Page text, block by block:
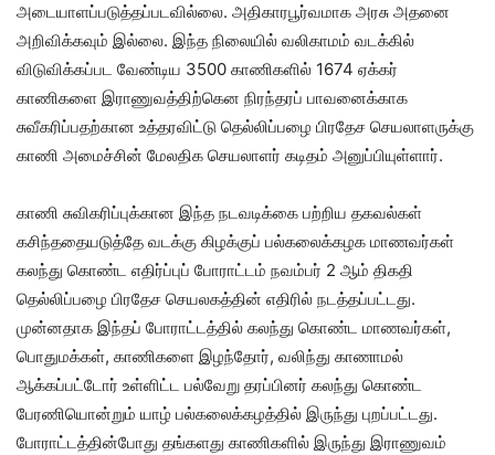
அடையாளப்படுத்தப்படவில்லை. அதிகாரபூர்வமாக அரசு அதனை
அறிவிக்கவும் இல்லை. இந்த நிலையில் வலிகாமம் வடக்கில்
விடுவிக்கப்பட வேண்டிய 3500 காணிகளில் 1674 ஏக்கர்
காணிகளை இராணுவத்திற்கென நிரந்தரப் பாவனைக்காக
சுவீகரிப்பதற்கான உத்தரவிட்டு தெல்லிப்பழை பிரதேச செயலாளருக்கு
காணி அமைச்சின் மேலதிக செயலாளர் கடிதம் அனுப்பியுள்ளார்.
காணி சுவிகரிப்புக்கான இந்த நடவடிக்கை பற்றிய தகவல்கள்
கசிந்ததையடுத்தே வடக்கு கிழக்குப் பல்கலைக்கழக மாணவர்கள்
கலந்து கொண்ட எதிர்ப்புப் போராட்டம் நவம்பர் 2 ஆம் திகதி
தெல்லிப்பழை பிரதேச செயலகத்தின் எதிரில் நடத்தப்பட்டது.
முன்னதாக இந்தப் போராட்டத்தில் கலந்து கொண்ட மாணவர்கள்,
பொதுமக்கள், காணிகளை இழந்தோர், வலிந்து காணாமல்
ஆக்கப்பட்டோர் உள்ளிட்ட பல்வேறு தரப்பினர் கலந்து கொண்ட
பேரணியொன்றும் யாழ் பல்கலைக்கழத்தில் இருந்து புறப்பட்டது.
போராட்டத்தின்போது தங்களது காணிகளில் இருந்து இராணுவம்